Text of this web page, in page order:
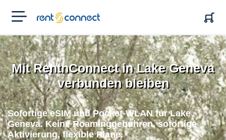
RENT'N
CONNECT
Mit RentnConnect in Lake Geneva
verbunden bleiben
Sofortige eSIM und Pocket-WLAN fur Lake
Geneva. Keine Roaminggebuhren, sofortige
Aktivierung, flexible Plane.